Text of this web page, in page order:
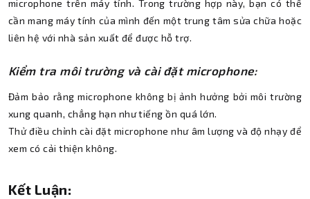
microphone trên máy tính. Trong trường hợp này, bạn có thể
cần mang máy tính của mình đến một trung tâm sửa chữa hoặc
liên hệ với nhà sản xuất để được hỗ trợ.
Kiểm tra môi trường và cài đặt microphone:
Đảm bảo rằng microphone không bị ảnh hưởng bởi môi trường
xung quanh, chẳng hạn như tiếng ồn quá lớn.
Thử điều chỉnh cài đặt microphone như âm lượng và độ nhạy để
xem có cải thiện không.
Kết Luận: